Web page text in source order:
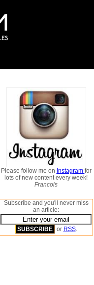
Please follow me on Instagram for
lots of new content every week!
Francois
Subscribe and you'll never miss
an article:
or RSS.